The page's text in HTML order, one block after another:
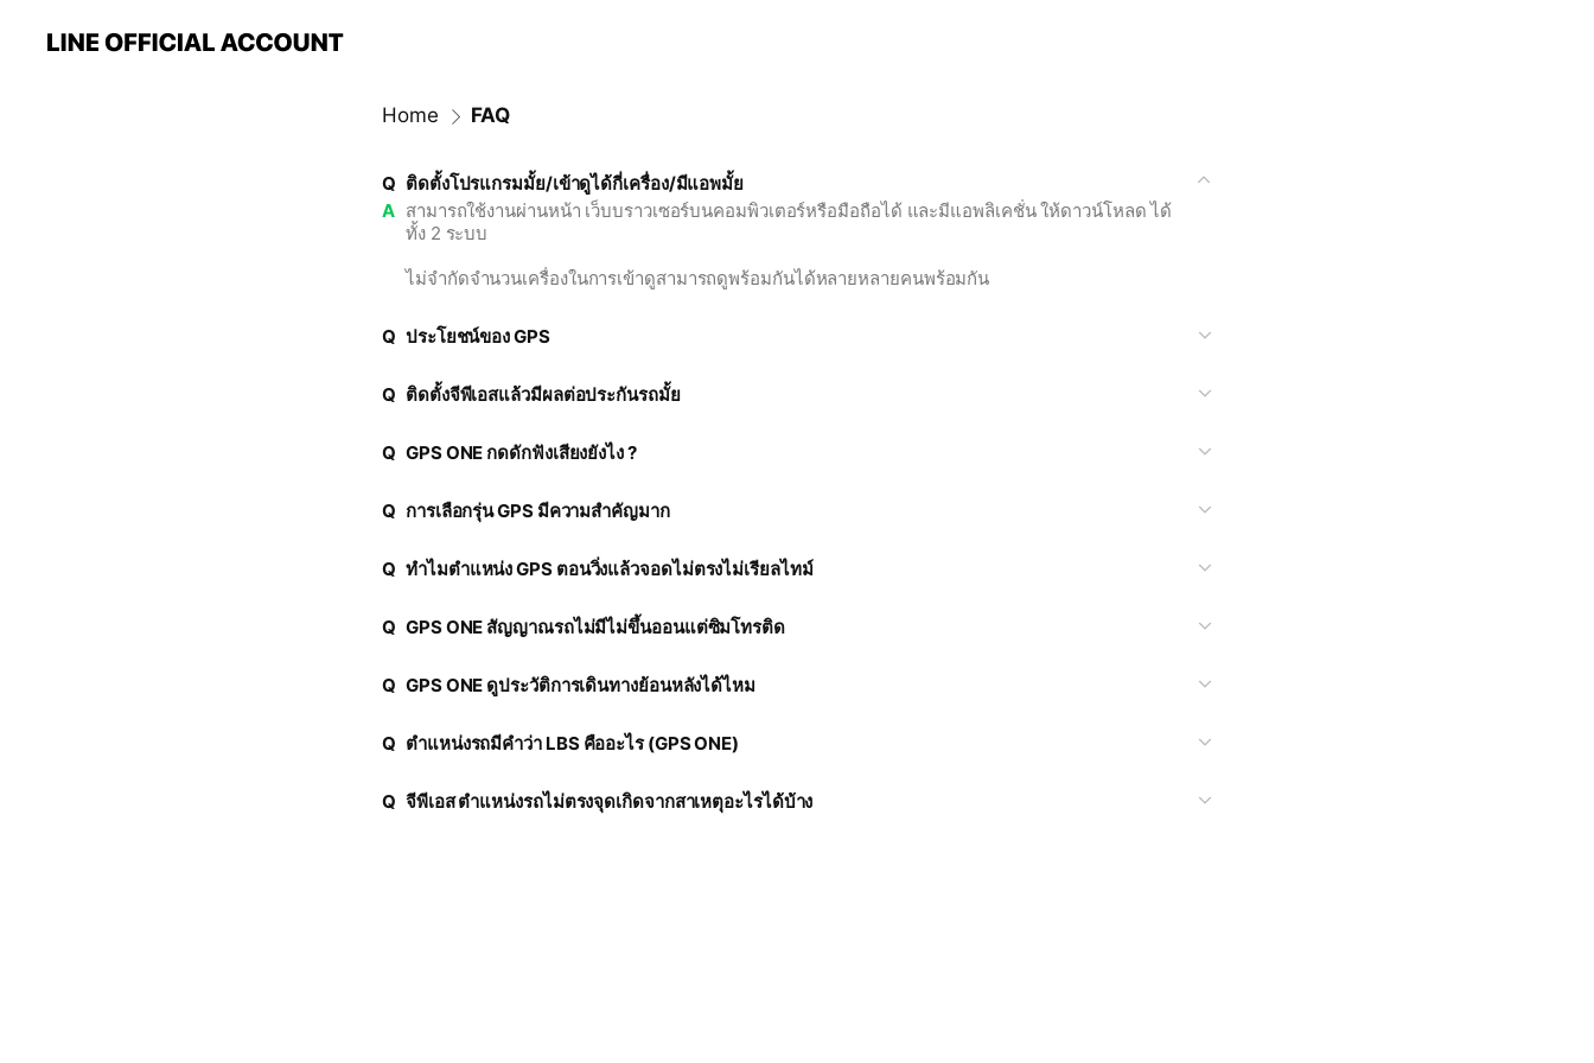
Home FAQ
Q ติดตั้งโปรแกรมมั้ย/เข้าดูได้กี่เครื่อง/มีแอพมั้ย
A สามารถใช้งานผ่านหน้า เว็บบราวเซอร์บนคอมพิวเตอร์หรือมือถือได้ และมีแอพลิเคชั่น ให้ดาวน์โหลด ได้
ทั้ง 2 ระบบ
ไม่จำกัดจำนวนเครื่องในการเข้าดูสามารถดูพร้อมกันได้หลายหลายคนพร้อมกัน
Q ประโยชน์ของ GPS
Q ติดตั้งจีพีเอสแล้วมีผลต่อประกันรถมั้ย
Q GPS ONE กดดักฟังเสียงยังไง ?
Q การเลือกรุ่น GPS มีความสำคัญมาก
Q ทำไมตำแหน่ง GPS ตอนวิ่งแล้วจอดไม่ตรงไม่เรียลไทม์
Q GPS ONE สัญญาณรถไม่มีไม่ขึ้นออนแต่ซิมโทรติด
Q GPS ONE ดูประวัติการเดินทางย้อนหลังได้ไหม
Q ตำแหน่งรถมีคำว่า LBS คืออะไร (GPS ONE)
Q จีพีเอส ตำแหน่งรถไม่ตรงจุดเกิดจากสาเหตุอะไรได้บ้าง